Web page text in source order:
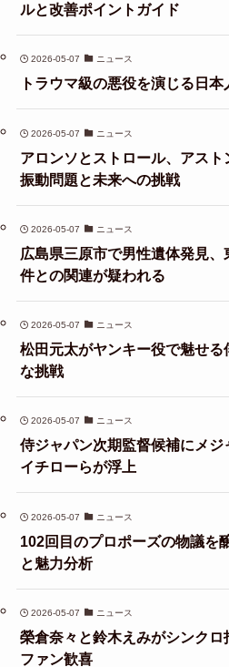
ルと改善ポイントガイド
2026-05-07 ニュース
トラウマ級の悪役を演じる日
2026-05-07 ニュース
アロンソとストロール、アス
振動問題と未来への挑戦
2026-05-07 ニュース
広島県三原市で男性遺体発見
件との関連が疑われる
2026-05-07 ニュース
松田元太がヤンキー役で魅せ
な挑戦
2026-05-07 ニュース
侍ジャパン次期監督候補にメ
イチローらが浮上
2026-05-07 ニュース
102回目のプロポーズの物議を
と魅力分析
2026-05-07 ニュース
榮倉奈々と鈴木えみがシンク
ファン歓喜